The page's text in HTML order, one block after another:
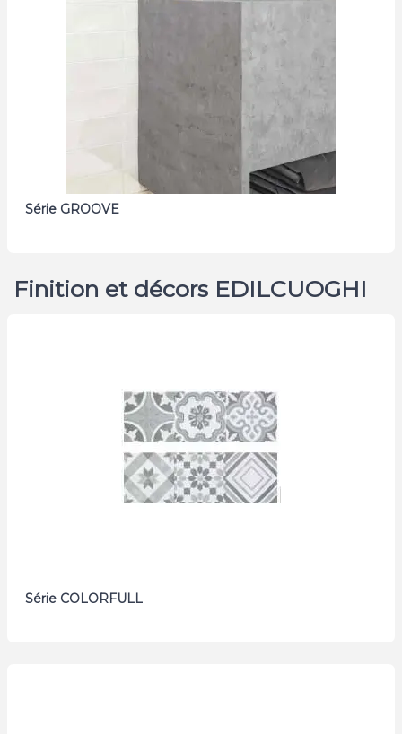
Série GROOVE
Finition et décors EDILCUOGHI
Série COLORFULL